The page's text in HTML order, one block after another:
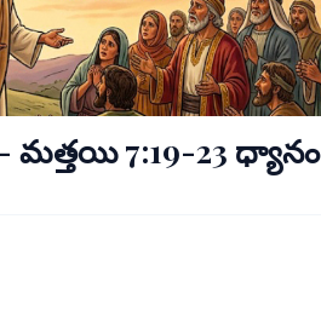
మత్తయి 7:19-23 ధ్యానం